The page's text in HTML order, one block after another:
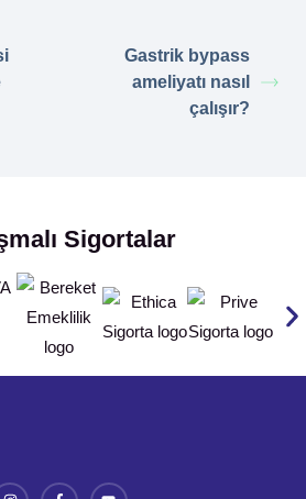
Gastrik bypass
ameliyatı nasıl
çalışır?
Sigortalar